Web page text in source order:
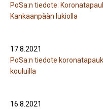
PoSa:n tiedote:
Kankaanpään lukiolla
17.8.2021
PoSa:n tiedote
kouluilla
16.8.2021